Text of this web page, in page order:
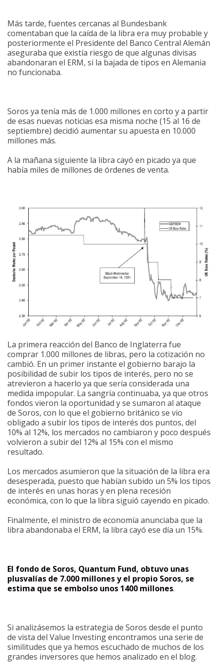
Más tarde, fuentes cercanas al Bundesbank
comentaban que la caída de la libra era muy probable y
posteriormente el Presidente del Banco Central Alemán
aseguraba que existía riesgo de que algunas divisas
abandonaran el ERM, si la bajada de tipos en Alemania
no funcionaba.
Soros ya tenía más de 1.000 millones en corto y a partir
de esas nuevas noticias esa misma noche (15 al 16 de
septiembre) decidió aumentar su apuesta en 10.000
millones más.
A la mañana siguiente la libra cayó en picado ya que
había miles de millones de órdenes de venta.
La primera reacción del Banco de Inglaterra fue
comprar 1.000 millones de libras, pero la cotización no
cambió. En un primer instante el gobierno barajo la
posibilidad de subir los tipos de interés, pero no se
atrevieron a hacerlo ya que sería considerada una
medida impopular. La sangría continuaba, ya que otros
fondos vieron la oportunidad y se sumaron al ataque
de Soros, con lo que el gobierno británico se vio
obligado a subir los tipos de interés dos puntos, del
10% al 12%, los mercados no cambiaron y poco después
volvieron a subir del 12% al 15% con el mismo
resultado.
Los mercados asumieron que la situación de la libra era
desesperada, puesto que habían subido un 5% los tipos
de interés en unas horas y en plena recesión
económica, con lo que la libra siguió cayendo en picado.
Finalmente, el ministro de economía anunciaba que la
libra abandonaba el ERM, la libra cayó ese día un 15%.
El fondo de Soros, Quantum Fund, obtuvo unas
plusvalías de 7.000 millones y el propio Soros, se
estima que se embolso unos 1400 millones.
Si analizásemos la estrategia de Soros desde el punto
de vista del Value Investing encontramos una serie de
similitudes que ya hemos escuchado de muchos de los
grandes inversores que hemos analizado en el blog.